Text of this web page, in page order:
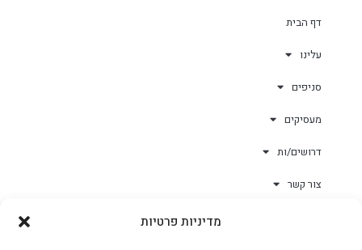
מדיניות פרטיות
דף הבית
עלינו
סניפים
מעסיקים
דרושים/ות
צור קשר